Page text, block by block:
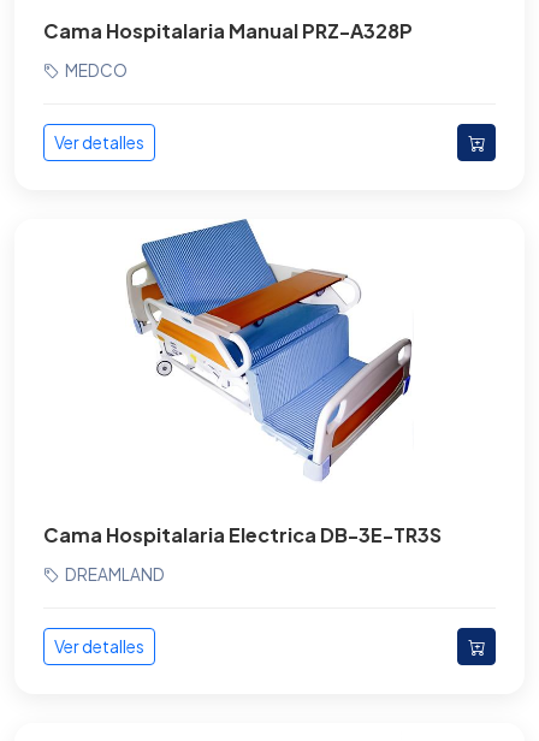
Lamparas Fototerapia
Mastógrafo
Mesas de Reanimación Neonatal
Mesas Quirúrgicas
Microscopio
Monitores Clínicos
Monitores de signos vitales
Resonancia magnética
Cama Hospitalaria Manual PRZ-A328P
MEDCO
Ver detalles
Cama Hospitalaria Electrica DB-3E-TR3S
DREAMLAND
Ver detalles